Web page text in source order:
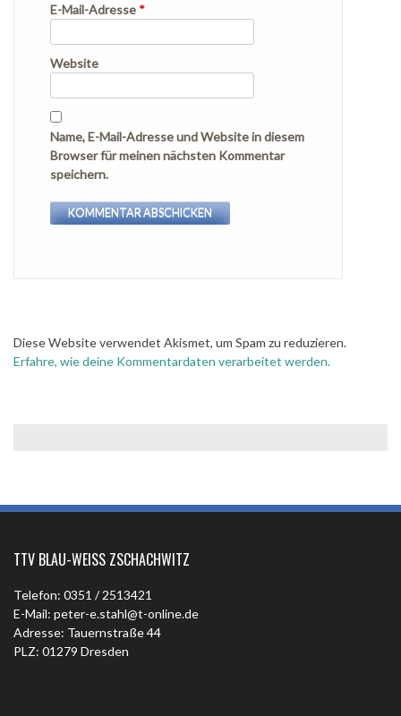
E-Mail-Adresse *
Website
Name, E-Mail-Adresse und Website in diesem
Browser für meinen nächsten Kommentar
speichern.
Diese Website verwendet Akismet, um Spam zu reduzieren.
Erfahre, wie deine Kommentardaten verarbeitet werden.
TTV BLAU-WEISS ZSCHACHWITZ
Telefon: 0351 / 2513421
E-Mail: peter-e.stahl@t-online.de
Adresse: Tauernstraße 44
PLZ: 01279 Dresden